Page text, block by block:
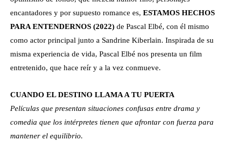
encantadores y por supuesto romance es, ESTAMOS HECHOS
PARA ENTENDERNOS (2022) de Pascal Elbé, con él mismo
como actor principal junto a Sandrine Kiberlain. Inspirada de su
misma experiencia de vida, Pascal Elbé nos presenta un film
entretenido, que hace reír y a la vez conmueve.
CUANDO EL DESTINO LLAMA A TU PUERTA
Películas que presentan situaciones confusas entre drama y
comedia que los intérpretes tienen que afrontar con fuerza para
mantener el equilibrio.